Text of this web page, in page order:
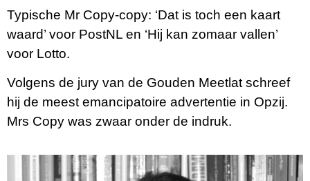
Typische Mr Copy-copy: ‘Dat is toch een kaart
waard’ voor PostNL en ‘Hij kan zomaar vallen’
voor Lotto.
Volgens de jury van de Gouden Meetlat schreef
hij de meest emancipatoire advertentie in Opzij.
Mrs Copy was zwaar onder de indruk.